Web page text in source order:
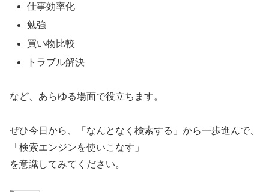
仕事効率化
勉強
買い物比較
トラブル解決
など、あらゆる場面で役立ちます。
ぜひ今日から、「なんとなく検索する」から一歩進んで、
「検索エンジンを使いこなす」
を意識してみてください。